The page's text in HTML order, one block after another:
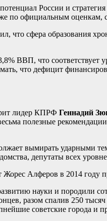
России и
по официальным оценкам,
что сфера образования
ВВП, что
что дефицит
лидер КПРФ Геннадий
полезные
вымирать ударными
депутаты всех
Жорес Алферов в 2014 году
науки и породили
спалив 250 тысяч
советские города